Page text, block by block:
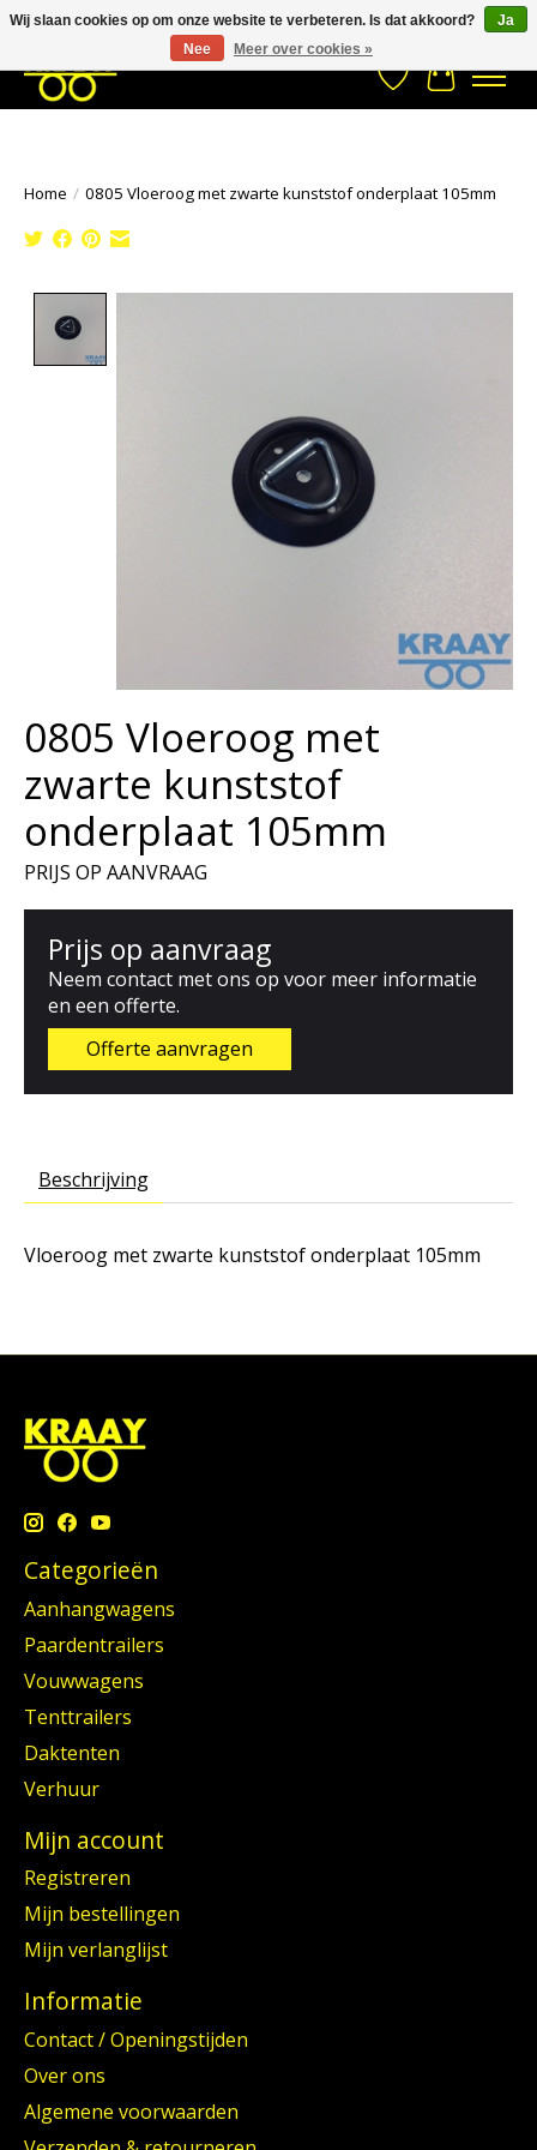
033- 2470 538 info@kraaybv.com Stuur een Whatsapp bericht
Verlanglijst
Home / 0805 Vloeroog met zwarte kunststof onderplaat 105mm
0805 Vloeroog met
zwarte kunststof
onderplaat 105mm
PRIJS OP AANVRAAG
Prijs op aanvraag
Neem contact met ons op voor meer informatie
en een offerte.
Offerte aanvragen
Beschrijving
Vloeroog met zwarte kunststof onderplaat 105mm
Categorieën
Aanhangwagens
Paardentrailers
Vouwwagens
Tenttrailers
Daktenten
Verhuur
Mijn account
Registreren
Mijn bestellingen
Mijn verlanglijst
Informatie
Contact / Openingstijden
Over ons
Algemene voorwaarden
Wij slaan cookies op om onze website te verbeteren. Is dat akkoord?
Ja
Nee
Meer over cookies »